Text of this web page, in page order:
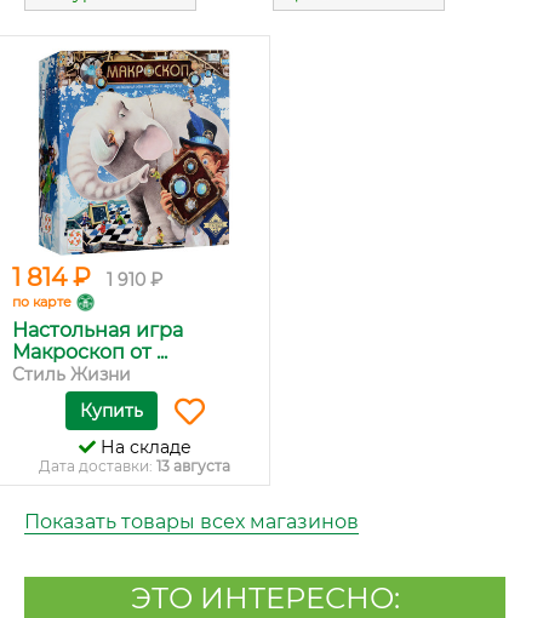
1 814 ₽ 1 910 ₽
по карте
Настольная игра
Макроскоп от ...
Стиль Жизни
Купить
На складе
Дата доставки: 13 августа
Показать товары всех магазинов
ЭТО ИНТЕРЕСНО: